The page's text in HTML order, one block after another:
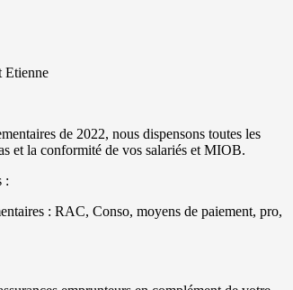
Etienne
de 2022, nous dispensons toutes les
et la conformité de vos salariés et MIOB.
:
: RAC, Conso, moyens de paiement, pro,